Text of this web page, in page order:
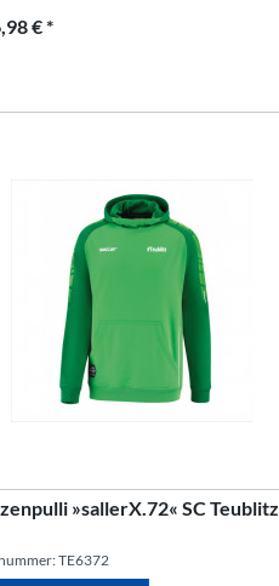
€ *
»sallerX.72« SC Teublitz
TE6372